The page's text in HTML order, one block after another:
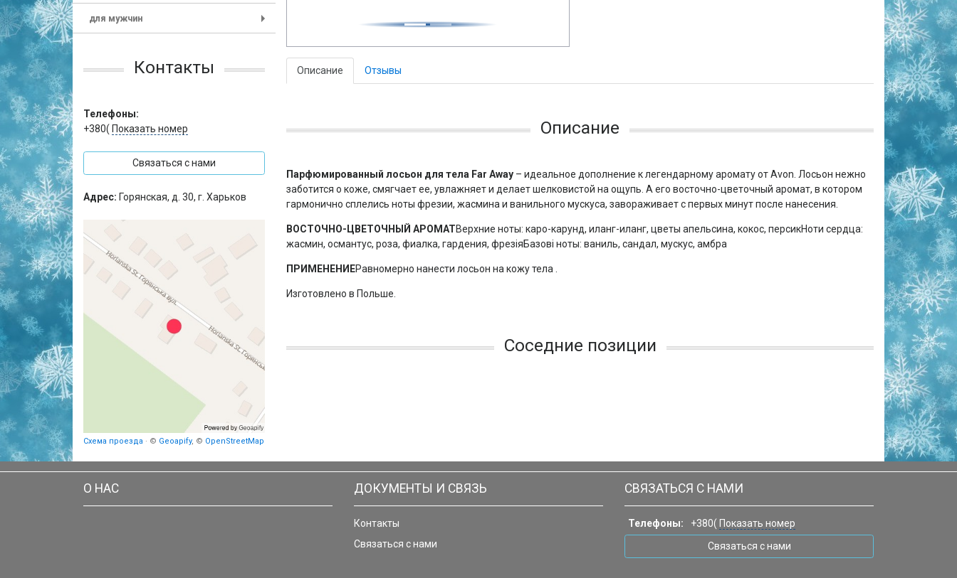
для мужчин
Контакты
Телефоны:
+380( Показать номер
Связаться с нами
Адрес: Горянская, д. 30, г. Харьков
Схема проезда · © Geoapify, © OpenStreetMap
Описание Отзывы
Описание
Парфюмированный лосьон для тела Far Away – идеальное дополнение к легендарному аромату от Avon. Лосьон нежно
заботится о коже, смягчает ее, увлажняет и делает шелковистой на ощупь. А его восточно-цветочный аромат, в котором
гармонично сплелись ноты фрезии, жасмина и ванильного мускуса, завораживает с первых минут после нанесения.
ВОСТОЧНО-ЦВЕТОЧНЫЙ АРОМАТВерхние ноты: каро-карунд, иланг-иланг, цветы апельсина, кокос, персикНоти сердца:
жасмин, османтус, роза, фиалка, гардения, фрезіяБазові ноты: ваниль, сандал, мускус, амбра
ПРИМЕНЕНИЕРавномерно нанести лосьон на кожу тела .
Изготовлено в Польше.
Соседние позиции
О НАС ДОКУМЕНТЫ И СВЯЗЬ
Контакты
Связаться с нами
СВЯЗАТЬСЯ С НАМИ
Телефоны: +380( Показать номер
Связаться с нами